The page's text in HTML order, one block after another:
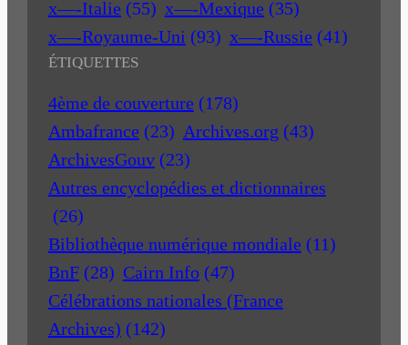
x—-Italie (55) x—-Mexique (35)
x—-Royaume-Uni (93) x—-Russie (41)
ÉTIQUETTES
4ème de couverture (178)
Ambafrance (23) Archives.org (43)
ArchivesGouv (23)
Autres encyclopédies et dictionnaires
(26)
Bibliothèque numérique mondiale (11)
BnF (28) Cairn Info (47)
Célébrations nationales (France
Archives) (142)